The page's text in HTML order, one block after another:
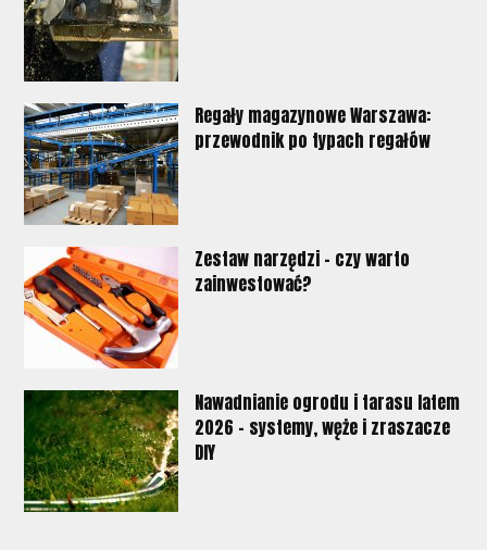
Regały magazynowe Warszawa:
przewodnik po typach regałów
Zestaw narzędzi - czy warto
zainwestować?
Nawadnianie ogrodu i tarasu latem
2026 – systemy, węże i zraszacze
DIY